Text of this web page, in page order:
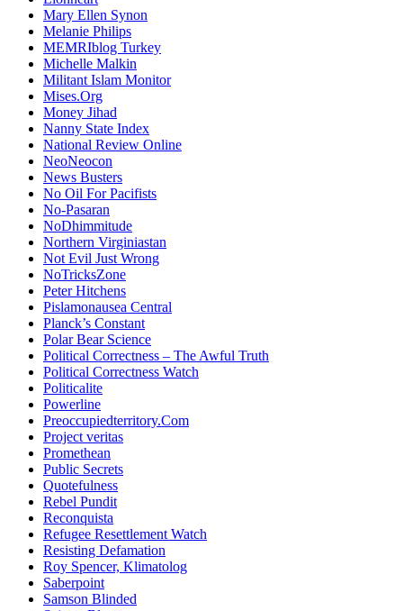
Mary Ellen Synon
Melanie Philips
MEMRIblog Turkey
Michelle Malkin
Militant Islam Monitor
Mises.Org
Money Jihad
Nanny State Index
National Review Online
NeoNeocon
News Busters
No Oil For Pacifists
No-Pasaran
NoDhimmitude
Northern Virginiastan
Not Evil Just Wrong
NoTricksZone
Peter Hitchens
Pislamonausea Central
Planck’s Constant
Polar Bear Science
Political Correctness – The Awful Truth
Political Correctness Watch
Politicalite
Powerline
Preoccupiedterritory.Com
Project veritas
Promethean
Public Secrets
Quotefulness
Rebel Pundit
Reconquista
Refugee Resettlement Watch
Resisting Defamation
Roy Spencer, Klimatolog
Saberpoint
Samson Blinded